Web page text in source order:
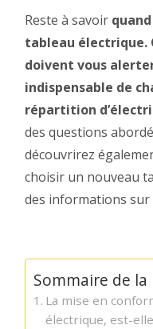
Reste à savoir
tableau électrique.
doivent vous
indispensable de
répartition
des questions
découvrirez
choisir un nouveau
des informations sur
Sommaire de la
La mise en
électrique, est-